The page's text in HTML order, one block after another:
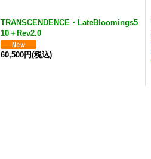
TRANSCENDENCE・LateBloomings5
10＋Rev2.0
60,500円(税込)